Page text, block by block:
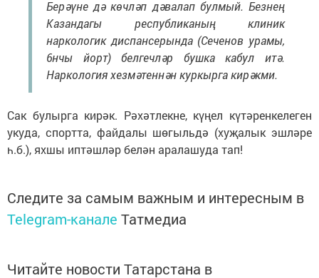
Берәүне дә көчләп дәвалап булмый. Безнең
Казандагы республиканың клиник
наркологик диспансерында (Сеченов урамы,
6нчы йорт) белгечләр бушка кабул итә.
Наркология хезмәтеннән куркырга кирәкми.
Сак булырга кирәк. Рәхәтлекне, күңел күтәренкелеген
укуда, спортта, файдалы шөгыльдә (хуҗалык эшләре
һ.б.), яхшы иптәшләр белән аралашуда тап!
Следите за самым важным и интересным в
Telegram-канале Татмедиа
Читайте новости Татарстана в